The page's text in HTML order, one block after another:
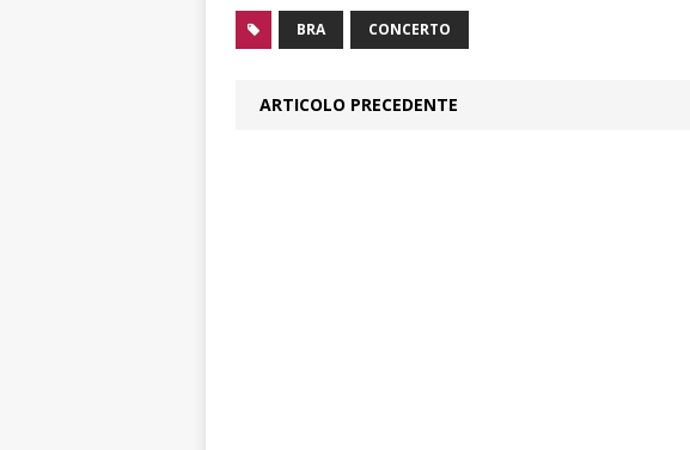
BRA CONCERTO
ARTICOLO PRECEDENTE